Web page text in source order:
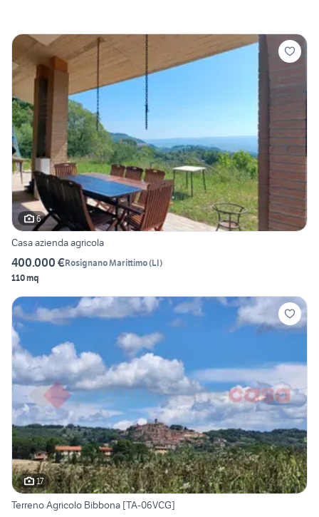
6
Casa azienda agricola
400.000 €Rosignano Marittimo(LI)
110 mq
17
Terreno Agricolo Bibbona [TA-06VCG]